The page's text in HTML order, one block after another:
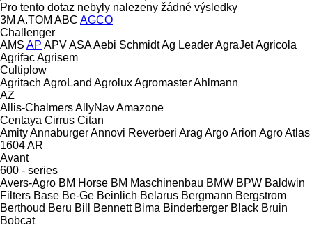
Pro tento dotaz nebyly nalezeny žádné výsledky
3M A.TOM ABC AGCO
Challenger
AMS AP APVASAAebi SchmidtAg LeaderAgraJetAgricola
AgrifacAgrisem
Cultiplow
Agritach AgroLand AgroluxAgromasterAhlmann
AZ
Allis-ChalmersAllyNavAmazone
Centaya Cirrus Citan
AmityAnnaburgerAnnovi Reverberi Arag ArgoArion AgroAtlas
1604AR
Avant
600 - series
Avers-Agro BM Horse BM Maschinenbau BMW BPW Baldwin
Filters Base Be-Ge Beinlich Belarus Bergmann Bergstrom
Berthoud Beru Bill Bennett Bima Binderberger Black Bruin
Bobcat